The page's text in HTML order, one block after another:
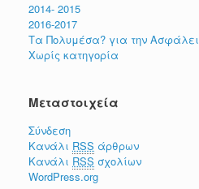
2014- 2015
2016-2017
Tα Πολυμέσα? για την
Χωρίς κατηγορία
Μεταστοιχεία
Σύνδεση
Κανάλι RSS άρθρων
Κανάλι RSS σχολίων
WordPress.org